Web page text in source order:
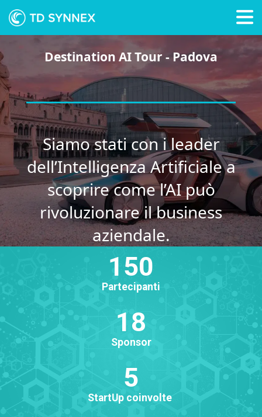
Destination AI Tour - Padova
Siamo stati con i leader
dell’Intelligenza Artificiale a
scoprire come l’AI può
rivoluzionare il business
aziendale.
150
Partecipanti
18
Sponsor
5
StartUp coinvolte